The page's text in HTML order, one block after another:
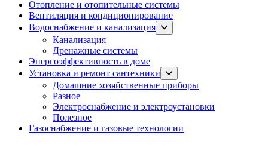
Отопление и отопительные системы
Вентиляция и кондиционирование
Водоснабжение и канализация
Show
sub
Канализация
Дренажные системы
Энергоэффективность в доме
Установка и ремонт сантехники
sub
menu
Домашние хозяйственные приборы
Разное
Электроснабжение и электроустановки
Полезное
Газоснабжение и газовые технологии